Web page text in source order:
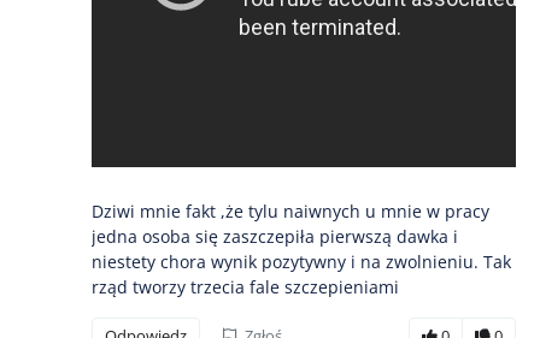
Dziwi mnie fakt ,że tylu naiwnych u mnie w pracy
jedna osoba się zaszczepiła pierwszą dawka i
niestety chora wynik pozytywny i na zwolnieniu. Tak
rząd tworzy trzecia fale szczepieniami